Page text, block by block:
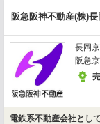
阪急阪神不動産(株)
長岡
阪急
電鉄系不動産会社とし